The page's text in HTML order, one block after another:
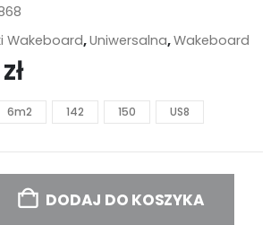
Wakeboard,Uniwersalna,Wakeboard
zł
6m2 142 150 US8
DODAJ DO KOSZYKA